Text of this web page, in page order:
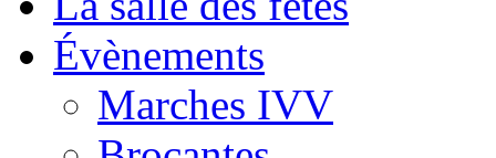
Évènements
Marches IVV